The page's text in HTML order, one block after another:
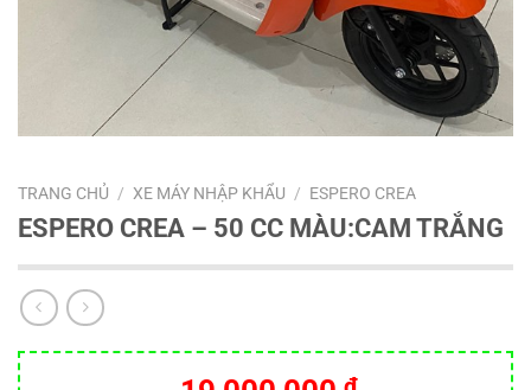
TRANG CHỦ / XE MÁY NHẬP KHẨU / ESPERO CREA
ESPERO CREA – 50 CC MÀU:CAM TRẮNG